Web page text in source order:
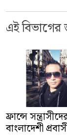
এই
ফ্রান্সে
বাংলাদেশী